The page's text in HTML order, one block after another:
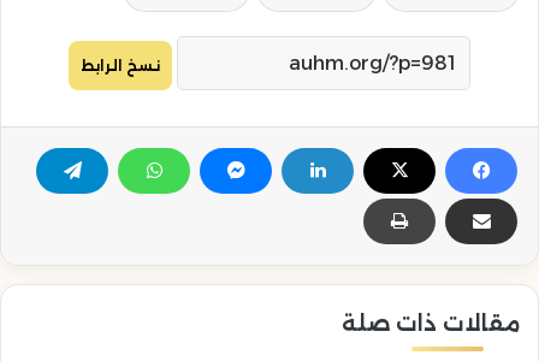
نسخ الرابط
مقالات ذات صلة